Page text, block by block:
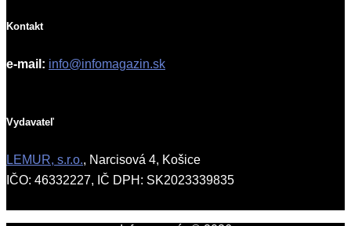
Kontakt
e-mail: info@infomagazin.sk
Vydavateľ
LEMUR, s.r.o., Narcisová 4, Košice
IČO: 46332227, IČ DPH: SK2023339835